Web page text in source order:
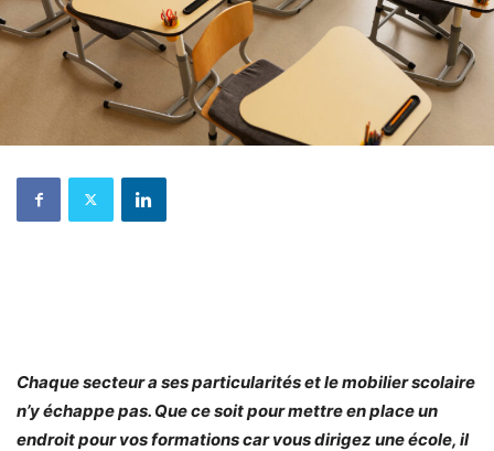
Chaque secteur a ses particularités et le mobilier scolaire
n’y échappe pas. Que ce soit pour mettre en place un
endroit pour vos formations car vous dirigez une école, il